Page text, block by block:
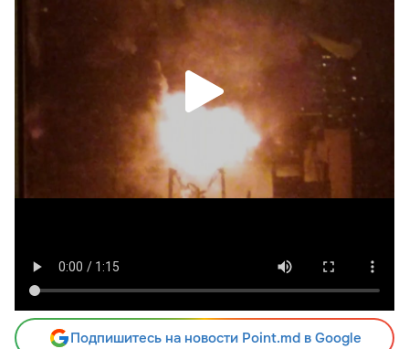
Подпишитесь на новости Point.md в Google